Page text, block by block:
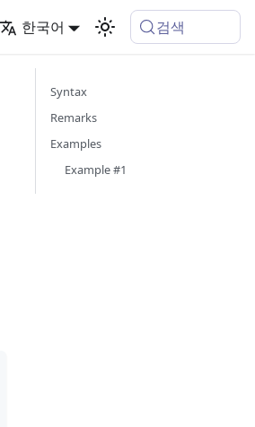
한국어 검색
Syntax
Remarks
Examples
Example #1